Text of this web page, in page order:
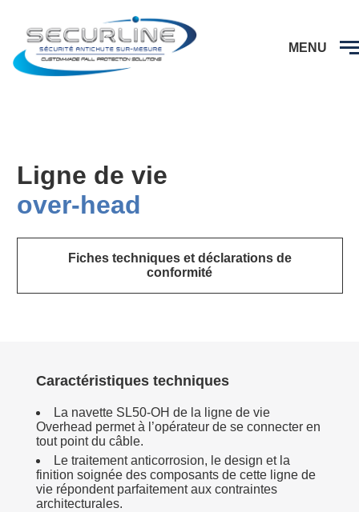
MENU
Ligne de vie
over-head
Fiches techniques et déclarations de
conformité
Caractéristiques techniques
La navette SL50-OH de la ligne de vie
Overhead permet à l’opérateur de se connecter en
tout point du câble.
Le traitement anticorrosion, le design et la
finition soignée des composants de cette ligne de
vie répondent parfaitement aux contraintes
architecturales.